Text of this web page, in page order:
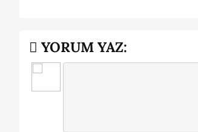
YORUM YAZ: